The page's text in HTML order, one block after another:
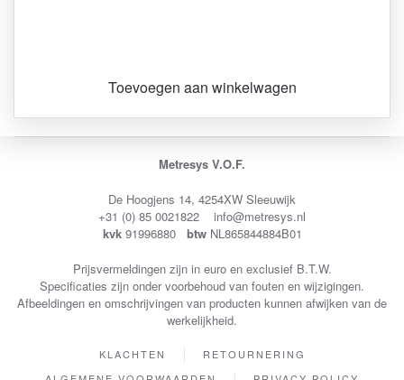
Toevoegen aan winkelwagen
Metresys V.O.F.
De Hoogjens 14, 4254XW Sleeuwijk
+31 (0) 85 0021822 info@metresys.nl
kvk 91996880 btw NL865844884B01
Prijsvermeldingen zijn in euro en exclusief B.T.W.
Specificaties zijn onder voorbehoud van fouten en wijzigingen.
Afbeeldingen en omschrijvingen van producten kunnen afwijken van de
werkelijkheid.
KLACHTEN
RETOURNERING